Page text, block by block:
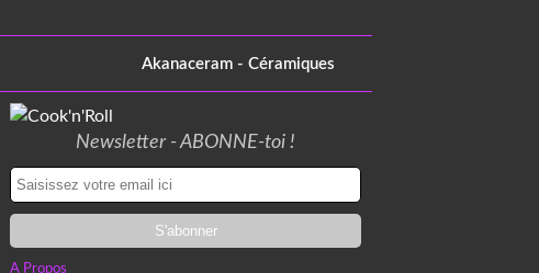
Akanaceram - Céramiques
Newsletter - ABONNE-toi !
A Propos